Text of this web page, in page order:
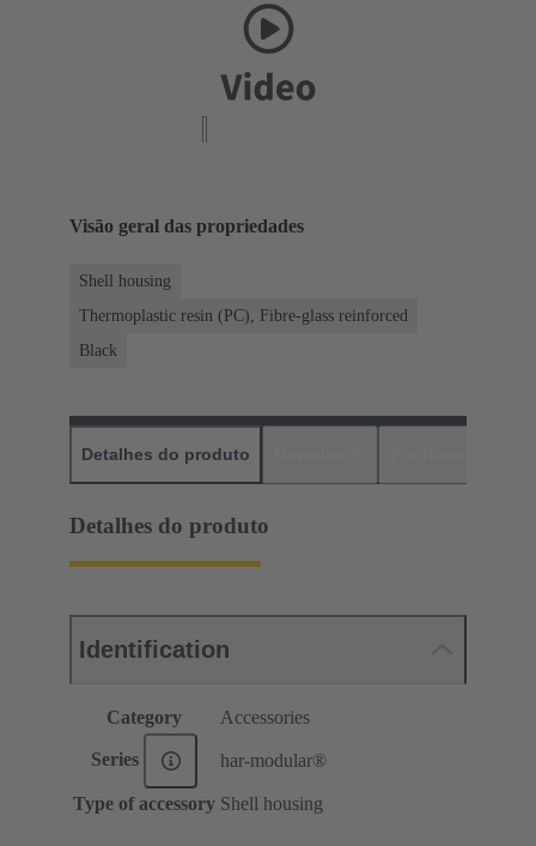
Visão geral das propriedades
Shell housing
Thermoplastic resin (PC), Fibre-glass reinforced
Black
Detalhes do produto
Detalhes do produto
Identification
Category Accessories
Series har-modular®
Type of accessory Shell housing